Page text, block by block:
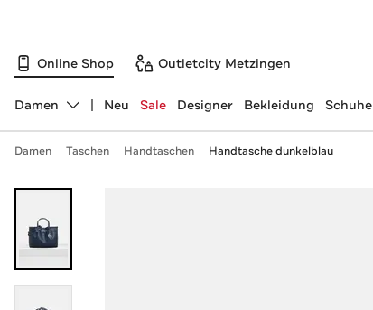
Online Shop Outletcity Metzingen
Abteilung ändern, ausgewählt:
Damen Neu Sale Designer Bekleidung Schuhe
Damen Taschen Handtaschen Handtasche dunkelblau